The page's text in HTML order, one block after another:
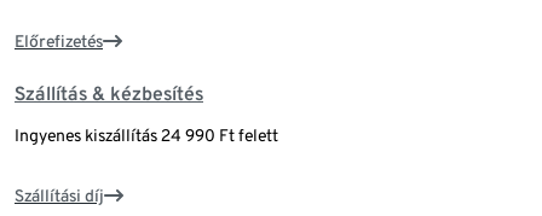
Előrefizetés
Szállítás & kézbesítés
Ingyenes kiszállítás 24 990 Ft felett
Szállítási díj